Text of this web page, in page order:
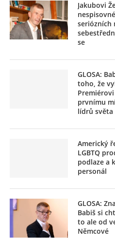
Jakubovi
seriózních
se
GLOSA:
toho, že
prvnímu
lídrů světa
Americký
LGBTQ
podlaze a
personál
GLOSA:
Babiš si
to ale od
Němcové